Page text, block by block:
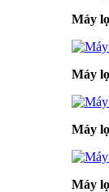
Máy
Máy
Máy
Máy